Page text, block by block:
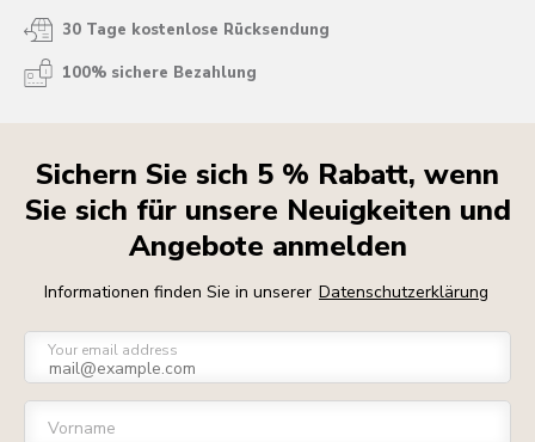
30 Tage kostenlose Rücksendung
100% sichere Bezahlung
Sichern Sie sich 5 % Rabatt, wenn
Sie sich für unsere Neuigkeiten und
Angebote anmelden
Informationen finden Sie in unserer Datenschutzerklärung
Your email address
Vorname